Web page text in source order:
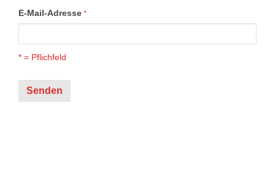
E-Mail-Adresse *
* = Pflichfeld